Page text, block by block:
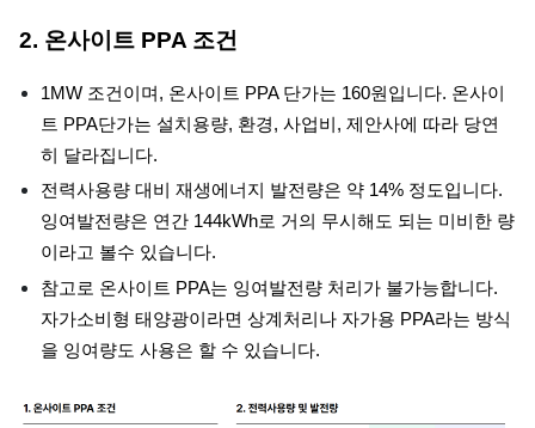
2. 온사이트 PPA 조건
1MW 조건이며, 온사이트 PPA 단가는 160원입니다. 온사이
트 PPA단가는 설치용량, 환경, 사업비, 제안사에 따라 당연
히 달라집니다.
전력사용량 대비 재생에너지 발전량은 약 14% 정도입니다.
잉여발전량은 연간 144kWh로 거의 무시해도 되는 미비한 량
이라고 볼수 있습니다.
참고로 온사이트 PPA는 잉여발전량 처리가 불가능합니다.
자가소비형 태양광이라면 상계처리나 자가용 PPA라는 방식
을 잉여량도 사용은 할 수 있습니다.